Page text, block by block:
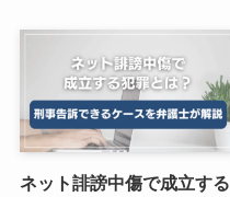
ネット誹謗中傷で成立する